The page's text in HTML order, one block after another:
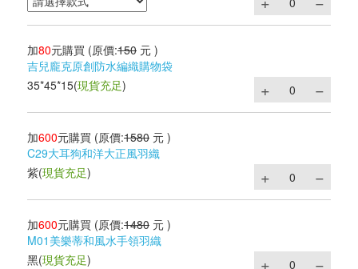
加80元購買 (原價:150 元 )
吉兒龐克原創防水編織購物袋
35*45*15(現貨充足)
加600元購買 (原價:1580 元 )
C29大耳狗和洋大正風羽織
紫(現貨充足)
加600元購買 (原價:1480 元 )
M01美樂蒂和風水手領羽織
黑(現貨充足)